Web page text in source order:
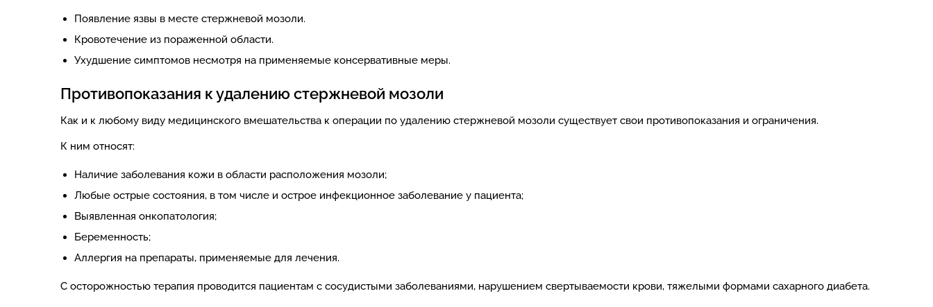
Появление язвы в месте стержневой мозоли.
Кровотечение из пораженной области.
Ухудшение симптомов несмотря на применяемые консервативные меры.
Противопоказания к удалению стержневой мозоли
Как и к любому виду медицинского вмешательства к операции по удалению стержневой мозоли существует свои противопоказания и ограничения.
К ним относят:
Наличие заболевания кожи в области расположения мозоли;
Любые острые состояния, в том числе и острое инфекционное заболевание у пациента;
Выявленная онкопатология;
Беременность;
Аллергия на препараты, применяемые для лечения.
С осторожностью терапия проводится пациентам с сосудистыми заболеваниями, нарушением свертываемости крови, тяжелыми формами сахарного диабета.